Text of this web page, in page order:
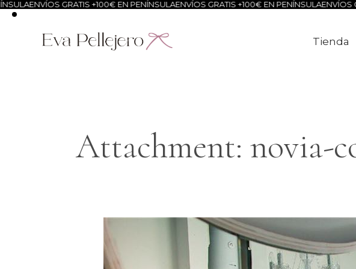
ENVÍOS GRATIS +100€ EN PENÍNSULAENVÍOS GRATIS +100€ EN PENÍNSULAENVÍOS
Tienda
Attachment: novia-